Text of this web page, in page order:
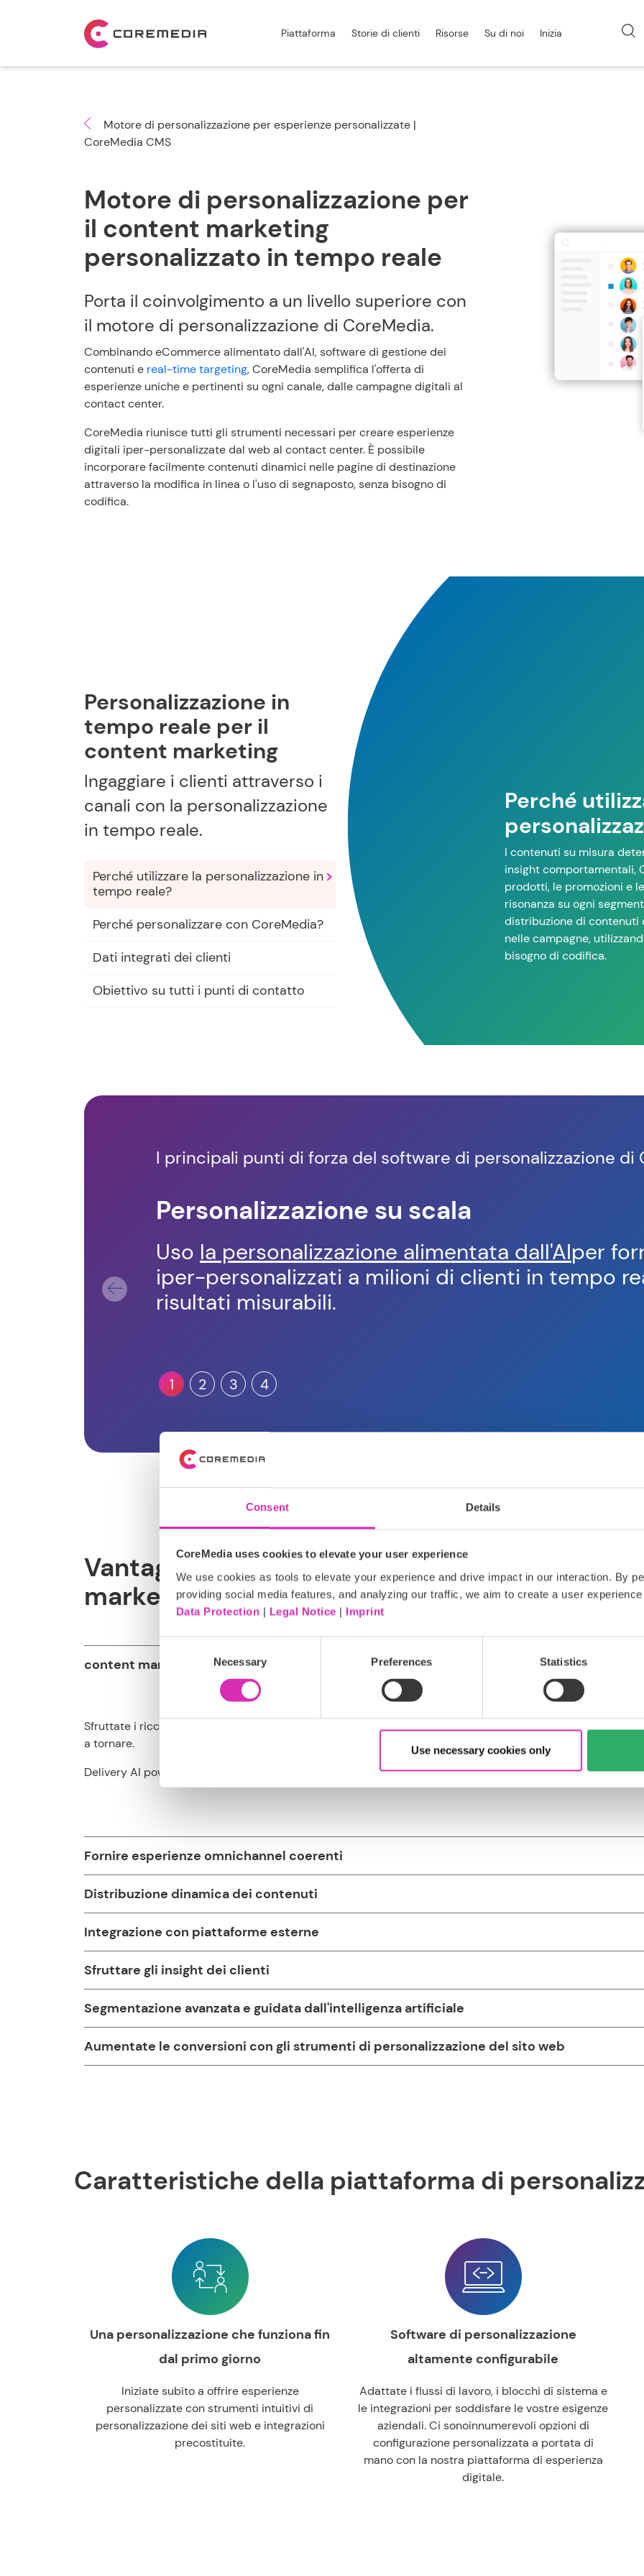
Consent Details
CoreMedia uses cookies to elevate your user experience
We use cookies as tools to elevate your experience and drive impact in our interaction. By
providing social media features, and analyzing our traffic, we aim to create a user
Data Protection | Legal Notice | Imprint
Consent
Selection
Necessary Preferences Statistics
Use necessary cookies only
Piattaforma Storie di clienti Risorse Su di noi Inizia
Motore di personalizzazione per esperienze personalizzate |
CoreMedia CMS
Motore di personalizzazione per
il content marketing
personalizzato in tempo reale
Porta il coinvolgimento a un livello superiore con
il motore di personalizzazione di CoreMedia.
Combinando eCommerce alimentato dall'AI, software di gestione dei
contenuti e real-time targeting, CoreMedia semplifica l'offerta di
esperienze uniche e pertinenti su ogni canale, dalle campagne digitali al
contact center.
CoreMedia riunisce tutti gli strumenti necessari per creare esperienze
digitali iper-personalizzate dal web al contact center. È possibile
incorporare facilmente contenuti dinamici nelle pagine di destinazione
attraverso la modifica in linea o l'uso di segnaposto, senza bisogno di
codifica.
Personalizzazione in
tempo reale per il
content marketing
Ingaggiare i clienti attraverso i
canali con la personalizzazione
in tempo reale.
Perché utilizzare la personalizzazione in
tempo reale?
Perché personalizzare con CoreMedia?
Dati integrati dei clienti
Obiettivo su tutti i punti di contatto
Perché
I contenuti su misura
insight comportamentali,
prodotti, le promozioni e
risonanza su ogni
distribuzione di contenuti
nelle campagne,
bisogno di codifica.
I principali punti di forza del software di personalizzazione di
Personalizzazione su scala
Uso la personalizzazione alimentata dall'AIper
iper-personalizzati a milioni di clienti in tempo
risultati misurabili.
1 2 3 4
Vantaggi della personalizzazione in tempo
marketing
content marketing H3: Creare
Sfruttate i ricchi insight dei clienti per offrire esperienze iper-personalizzate che permettano ai vostri
a tornare.
Delivery AI powered personalization across channels with targeted campaigns, so customers returned
Fornire esperienze omnichannel coerenti
Distribuzione dinamica dei contenuti
Integrazione con piattaforme esterne
Sfruttare gli insight dei clienti
Segmentazione avanzata e guidata dall'intelligenza artificiale
Aumentate le conversioni con gli strumenti di personalizzazione del sito web
Caratteristiche della piattaforma di
Una personalizzazione che funziona fin
dal primo giorno
Iniziate subito a offrire esperienze
personalizzate con strumenti intuitivi di
personalizzazione dei siti web e integrazioni
precostituite.
Software di personalizzazione
altamente configurabile
Adattate i flussi di lavoro, i blocchi di sistema e
le integrazioni per soddisfare le vostre esigenze
aziendali. Ci sonoinnumerevoli opzioni di
configurazione personalizzata a portata di
mano con la nostra piattaforma di esperienza
digitale.